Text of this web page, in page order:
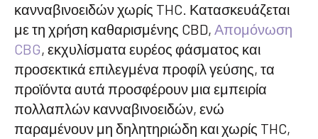
κανναβινοειδών χωρίς THC. Κατασκευάζεται
με τη χρήση καθαρισμένης CBD, Απομόνωση
CBG, εκχυλίσματα ευρέος φάσματος και
προσεκτικά επιλεγμένα προφίλ γεύσης, τα
προϊόντα αυτά προσφέρουν μια εμπειρία
πολλαπλών κανναβινοειδών, ενώ
παραμένουν μη δηλητηριώδη και χωρίς THC,